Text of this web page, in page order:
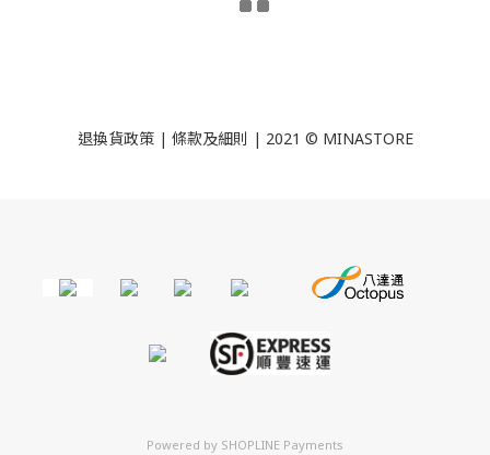
退換貨政策| 條款及細則 | 2021 © MINASTORE
Powered by SHOPLINE Payments